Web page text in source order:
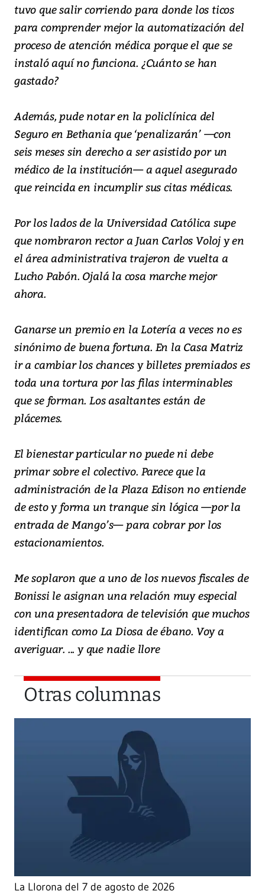
tuvo que salir corriendo para donde los ticos
para comprender mejor la automatización del
proceso de atención médica porque el que se
instaló aquí no funciona. ¿Cuánto se han
gastado?
Además, pude notar en la policlínica del
Seguro en Bethania que ‘penalizarán’ —con
seis meses sin derecho a ser asistido por un
médico de la institución— a aquel asegurado
que reincida en incumplir sus citas médicas.
Por los lados de la Universidad Católica supe
que nombraron rector a Juan Carlos Voloj y en
el área administrativa trajeron de vuelta a
Lucho Pabón. Ojalá la cosa marche mejor
ahora.
Ganarse un premio en la Lotería a veces no es
sinónimo de buena fortuna. En la Casa Matriz
ir a cambiar los chances y billetes premiados es
toda una tortura por las filas interminables
que se forman. Los asaltantes están de
plácemes.
El bienestar particular no puede ni debe
primar sobre el colectivo. Parece que la
administración de la Plaza Edison no entiende
de esto y forma un tranque sin lógica —por la
entrada de Mango’s— para cobrar por los
estacionamientos.
Me soplaron que a uno de los nuevos fiscales de
Bonissi le asignan una relación muy especial
con una presentadora de televisión que muchos
identifican como La Diosa de ébano. Voy a
averiguar. ... y que nadie llore
Otras columnas
La Llorona del 7 de agosto de 2026